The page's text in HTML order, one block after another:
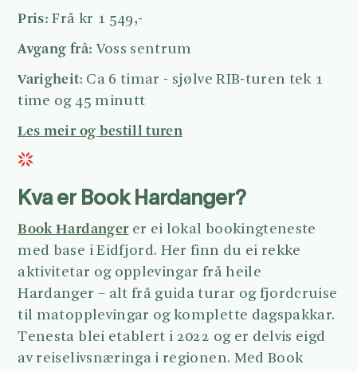
Pris: Frå kr 1 549,-
Avgang frå: Voss sentrum
Varigheit: Ca 6 timar - sjølve RIB-turen tek 1
time og 45 minutt
Les meir og bestill turen
Kva er Book Hardanger?
Book Hardanger er ei lokal bookingteneste
med base i Eidfjord. Her finn du ei rekke
aktivitetar og opplevingar frå heile
Hardanger – alt frå guida turar og fjordcruise
til matopplevingar og komplette dagspakkar.
Tenesta blei etablert i 2022 og er delvis eigd
av reiselivsnæringa i regionen. Med Book